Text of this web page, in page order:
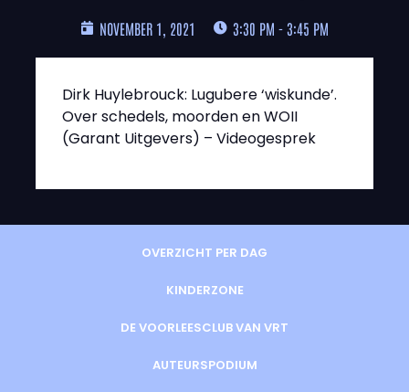
OVERZICHT PER DAG
KINDERZONE
DE VOORLEESCLUB VAN VRT
AUTEURSPODIUM
NOVEMBER 1, 2021 3:30 PM - 3:45 PM
Dirk Huylebrouck: Lugubere ‘wiskunde’.
Over schedels, moorden en WOII
(Garant Uitgevers) – Videogesprek